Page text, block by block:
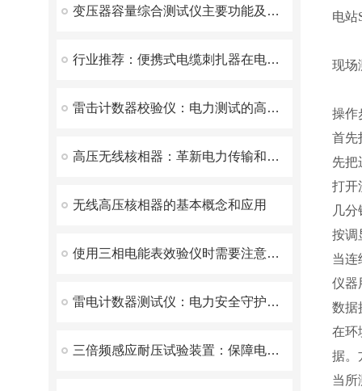
变压器容量综合测试仪主要功能及技术参数
行业推荐：便携式电缆刺扎器在电缆工程中的应用
雷击计数器校验仪：电力测试的高效助手
高压无线核相器：革新电力传输和分配的前沿技术
无线高压核相器的基本概念和应用
使用三相电能表效验仪时需要注意以下几点
雷电计数器测试仪：电力安全守护者的深度解析
三倍频感应耐压试验装置：保障电力设备安全运行的重要工具
电站
现场
操作
首先
先把
打开
几
按调
当连
仪器
数据
在环
据。
当所